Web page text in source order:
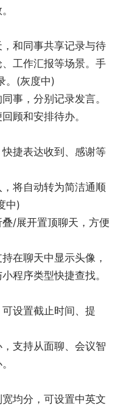
企业员工通过企业
以免密码安全登录。
用或小程序的方式接
用，提升办公效率。
可快速触达员工，
信息传递更高效。
客户群、发表的朋
个性化的管理需求。
与打卡、审批等办
更适合自身的服务。
和同事共享记录与待
工作汇报等场景。手
。(灰度中)
，分别记录发言。
和安排待办。
捷表达收到、感谢等
将自动转为简洁通顺
中)
/展开置顶聊天，方便
聊天中显示头像，
程序类型快捷查找。
设置截止时间、提
支持从面聊、会议智
均分，可设置中英文